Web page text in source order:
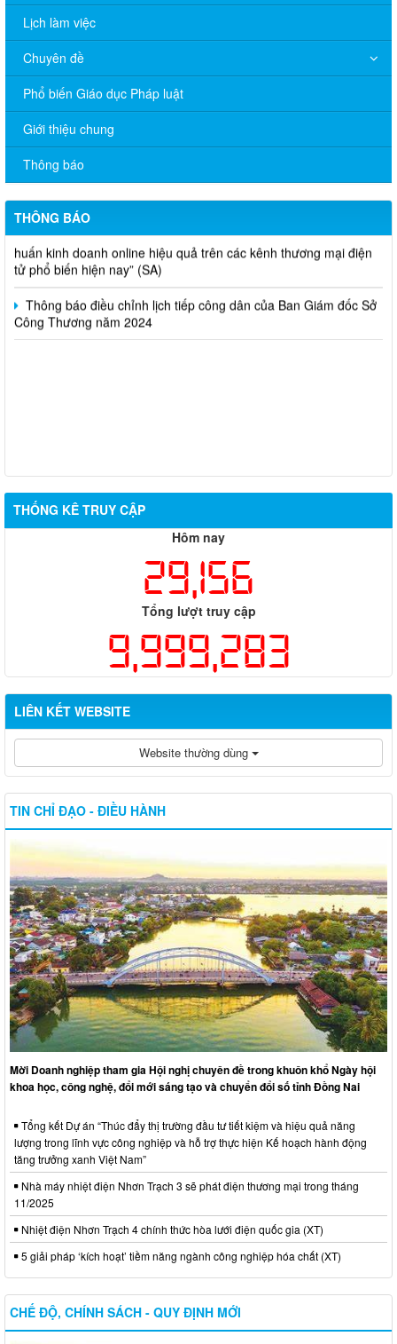
Lịch làm việc
Chuyên đề
Phổ biến Giáo dục Pháp luật
Giới thiệu chung
Thông báo
THÔNG BÁO
và hoạt động mua bán khí trên địa bàn tỉnh năm 2025 (nhắc lần
2).
Thông báo bán thanh lý tài sản công theo hình thức chỉ định
Thông báo lựa chọn nhà thầu thực hiện gói thầu: “tổ chức tập
huấn kinh doanh online hiệu quả trên các kênh thương mại điện
tử phổ biến hiện nay” (SA)
Thông báo điều chỉnh lịch tiếp công dân của Ban Giám đốc Sở
Công Thương năm 2024
THỐNG KÊ TRUY CẬP
Hôm nay
29,156
Tổng lượt truy cập
9,999,283
LIÊN KẾT WEBSITE
Website thường dùng
TIN CHỈ ĐẠO - ĐIỀU HÀNH
Mời Doanh nghiệp tham gia Hội nghị chuyên đề trong khuôn khổ Ngày hội
khoa học, công nghệ, đổi mới sáng tạo và chuyển đổi số tỉnh Đồng Nai
Tổng kết Dự án “Thúc đẩy thị trường đầu tư tiết kiệm và hiệu quả năng
lượng trong lĩnh vực công nghiệp và hỗ trợ thực hiện Kế hoạch hành động
tăng trưởng xanh Việt Nam”
Nhà máy nhiệt điện Nhơn Trạch 3 sẽ phát điện thương mại trong tháng
11/2025
Nhiệt điện Nhơn Trạch 4 chính thức hòa lưới điện quốc gia (XT)
5 giải pháp ‘kích hoạt’ tiềm năng ngành công nghiệp hóa chất (XT)
CHẾ ĐỘ, CHÍNH SÁCH - QUY ĐỊNH MỚI